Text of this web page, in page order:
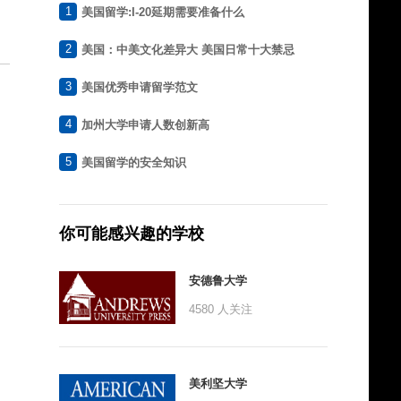
1 美国留学:I-20延期需要准备什么
2 美国：中美文化差异大 美国日常十大禁忌
3 美国优秀申请留学范文
4 加州大学申请人数创新高
5 美国留学的安全知识
你可能感兴趣的学校
安德鲁大学
4580 人关注
美利坚大学